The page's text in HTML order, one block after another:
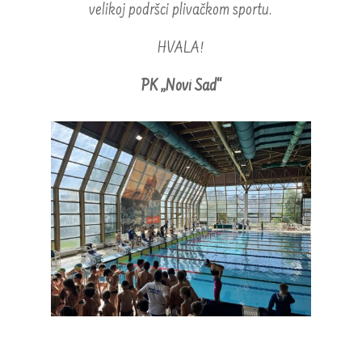
velikoj podršci plivačkom sportu.
HVALA!
PK „Novi Sad“